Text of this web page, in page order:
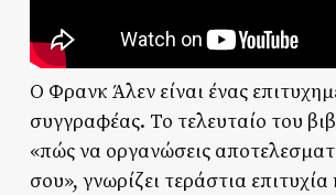
Ο Φρανκ Άλεν είναι ένας
συγγραφέας. Το τελευταίο του
«πώς να οργανώσεις
σου», γνωρίζει τεράστια επιτυχία